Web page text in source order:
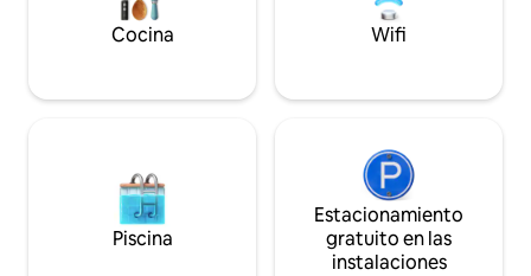
Cocina Wifi
Piscina
Estacionamiento
gratuito en las
instalaciones